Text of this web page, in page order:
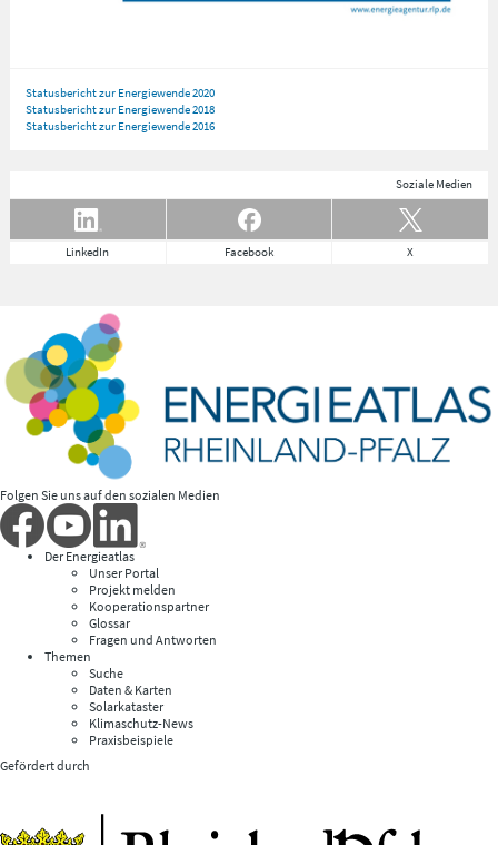
Statusbericht zur Energiewende 2020
Statusbericht zur Energiewende 2018
Statusbericht zur Energiewende 2016
Soziale Medien
LinkedIn Facebook X
Folgen Sie uns auf den sozialen Medien
Der Energieatlas
Unser Portal
Projekt melden
Kooperationspartner
Glossar
Fragen und Antworten
Themen
Suche
Daten & Karten
Solarkataster
Klimaschutz-News
Praxisbeispiele
Gefördert durch